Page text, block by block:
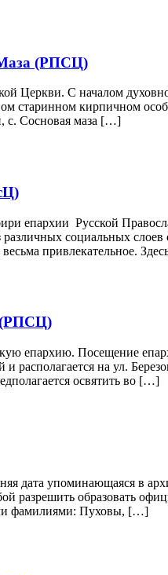
Маза (РПСЦ)
Церкви. С началом
старинном кирпичном
с. Сосновая маза […]
епархии Русской
социальных
привлекательное.
(РПСЦ)
епархию. Посещение
на ул.
освятить во […]
дата упоминающаяся в
разрешить образовать
фамилиями: Пуховы, […]